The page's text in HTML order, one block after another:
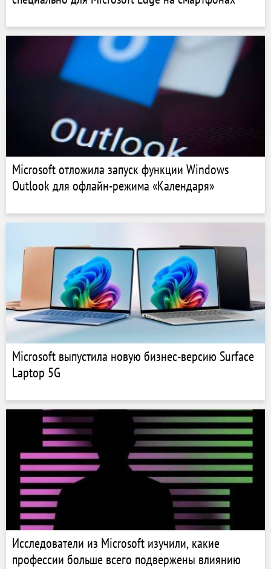
Microsoft отложила запуск функции Windows
Outlook для офлайн-режима «Календаря»
Microsoft выпустила новую бизнес-версию Surface
Laptop 5G
Исследователи из Microsoft изучили, какие
профессии больше всего подвержены влиянию